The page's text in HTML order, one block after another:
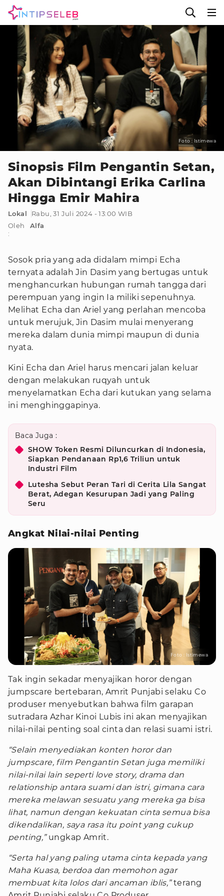
Foto : Istimewa
Sinopsis Film Pengantin Setan,
Akan Dibintangi Erika Carlina
Hingga Emir Mahira
Lokal
Rabu, 31 Juli 2024 - 13:00 WIB
Oleh
:
Alfa
Sosok pria yang ada didalam mimpi Echa
ternyata adalah Jin Dasim yang bertugas untuk
menghancurkan hubungan rumah tangga dari
perempuan yang ingin Ia miliki sepenuhnya.
Melihat Echa dan Ariel yang perlahan mencoba
untuk merujuk, Jin Dasim mulai menyerang
mereka dalam dunia mimpi maupun di dunia
nyata.
Kini Echa dan Ariel harus mencari jalan keluar
dengan melakukan ruqyah untuk
menyelamatkan Echa dari kutukan yang selama
ini menghinggapinya.
Baca Juga :
SHOW Token Resmi Diluncurkan di Indonesia,
Siapkan Pendanaan Rp1,6 Triliun untuk
Industri Film
Lutesha Sebut Peran Tari di Cerita Lila Sangat
Berat, Adegan Kesurupan Jadi yang Paling
Seru
Angkat Nilai-nilai Penting
Foto : Istimewa
Tak ingin sekadar menyajikan horor dengan
jumpscare bertebaran, Amrit Punjabi selaku Co
produser menyebutkan bahwa film garapan
sutradara Azhar Kinoi Lubis ini akan menyajikan
nilai-nilai penting soal cinta dan relasi suami istri.
“Selain menyediakan konten horor dan
jumpscare, film Pengantin Setan juga memiliki
nilai-nilai lain seperti love story, drama dan
relationship antara suami dan istri, gimana cara
mereka melawan sesuatu yang mereka ga bisa
lihat, namun dengan kekuatan cinta semua bisa
dikendalikan, saya rasa itu point yang cukup
penting,”ungkap Amrit.
“Serta hal yang paling utama cinta kepada yang
Maha Kuasa, berdoa dan memohon agar
membuat kita lolos dari ancaman iblis,”terang